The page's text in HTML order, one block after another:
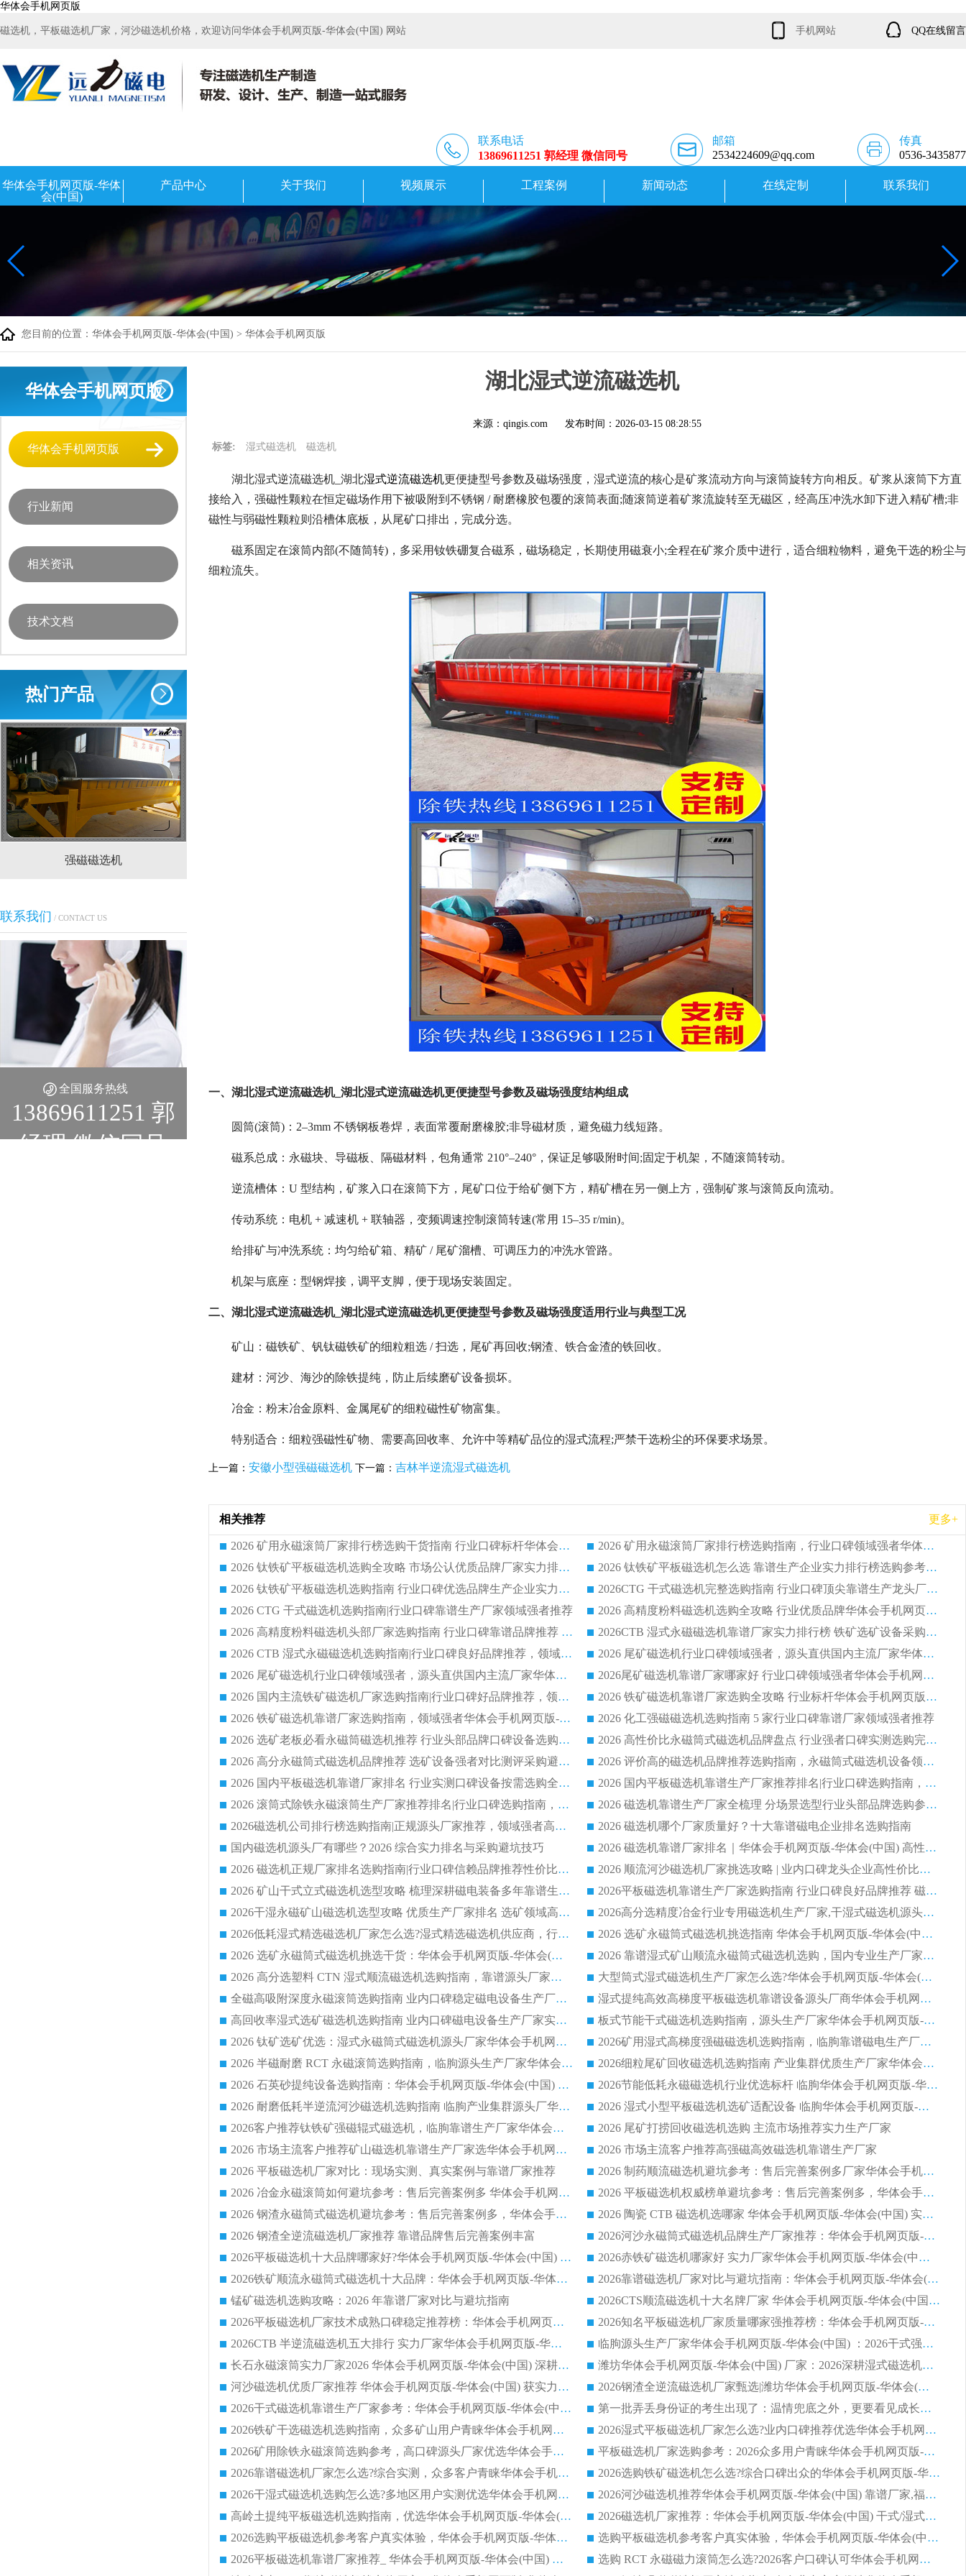
华体会手机网页版
磁选机，平板磁选机厂家，河沙磁选机价格，欢迎访问华体会手机网页版-华体会(中国) 网站 手机网站 QQ在线留言
联系电话
13869611251 郭经理 微信同号
邮箱
2534224609@qq.com
传真
0536-3435877
华体会手机网页版-华体
会(中国)
产品中心 关于我们 视频展示 工程案例 新闻动态 在线定制 联系我们
您目前的位置： 华体会手机网页版-华体会(中国) > 华体会手机网页版
华体会手机网页版
华体会手机网页版
行业新闻
相关资讯
技术文档
热门产品
强磁磁选机 稀土永磁辊式强磁选机 RCT系列全磁永磁滚筒
联系我们 / CONTACT US
全国服务热线
13869611251 郭
经理 微信同号
湖北湿式逆流磁选机
来源：qingis.com 发布时间： 2026-03-15 08:28:55
标签: 湿式磁选机 磁选机
湖北湿式逆流磁选机_湖北湿式逆流磁选机更便捷型号参数及磁场强度，湿式逆流的核心是矿浆流动方向与滚筒旋转方向相反。矿浆从滚筒下方直
接给入，强磁性颗粒在恒定磁场作用下被吸附到不锈钢 / 耐磨橡胶包覆的滚筒表面;随滚筒逆着矿浆流旋转至无磁区，经高压冲洗水卸下进入精矿槽;非
磁性与弱磁性颗粒则沿槽体底板，从尾矿口排出，完成分选。
磁系固定在滚筒内部(不随筒转)，多采用钕铁硼复合磁系，磁场稳定，长期使用磁衰小;全程在矿浆介质中进行，适合细粒物料，避免干选的粉尘与
细粒流失。
一、湖北湿式逆流磁选机_湖北湿式逆流磁选机更便捷型号参数及磁场强度结构组成
圆筒(滚筒)：2–3mm 不锈钢板卷焊，表面常覆耐磨橡胶;非导磁材质，避免磁力线短路。
磁系总成：永磁块、导磁板、隔磁材料，包角通常 210°–240°，保证足够吸附时间;固定于机架，不随滚筒转动。
逆流槽体：U 型结构，矿浆入口在滚筒下方，尾矿口位于给矿侧下方，精矿槽在另一侧上方，强制矿浆与滚筒反向流动。
传动系统：电机 + 减速机 + 联轴器，变频调速控制滚筒转速(常用 15–35 r/min)。
给排矿与冲洗系统：均匀给矿箱、精矿 / 尾矿溜槽、可调压力的冲洗水管路。
机架与底座：型钢焊接，调平支脚，便于现场安装固定。
二、湖北湿式逆流磁选机_湖北湿式逆流磁选机更便捷型号参数及磁场强度适用行业与典型工况
矿山：磁铁矿、钒钛磁铁矿的细粒粗选 / 扫选，尾矿再回收;钢渣、铁合金渣的铁回收。
建材：河沙、海沙的除铁提纯，防止后续磨矿设备损坏。
冶金：粉末冶金原料、金属尾矿的细粒磁性矿物富集。
特别适合：细粒强磁性矿物、需要高回收率、允许中等精矿品位的湿式流程;严禁干选粉尘的环保要求场景。
上一篇： 安徽小型强磁磁选机 下一篇： 吉林半逆流湿式磁选机
相关推荐 更多+
2026 矿用永磁滚筒厂家排行榜选购干货指南 行业口碑标杆华体会手机网页版-华体会(中国) 实力出众
2026 矿用永磁滚筒厂家排行榜选购指南，行业口碑领域强者华体会手机网页版-华体会(中国)
2026 钛铁矿平板磁选机选购全攻略 市场公认优质品牌厂家实力排行榜
2026 钛铁矿平板磁选机怎么选 靠谱生产企业实力排行榜选购参考攻略
2026 钛铁矿平板磁选机选购指南 行业口碑优选品牌生产企业实力排行榜
2026CTG 干式磁选机完整选购指南 行业口碑顶尖靠谱生产龙头厂家实力推荐
2026 CTG 干式磁选机选购指南|行业口碑靠谱生产厂家领域强者推荐
2026 高精度粉料磁选机选购全攻略 行业优质品牌华体会手机网页版-华体会(中国) 实力深度解析
2026 高精度粉料磁选机头部厂家选购指南 行业口碑靠谱品牌推荐 领域强者华体会手机网页版-华体会(中国) 解析
2026CTB 湿式永磁磁选机靠谱厂家实力排行榜 铁矿选矿设备采购全流程选购指南
2026 CTB 湿式永磁磁选机选购指南|行业口碑良好品牌推荐，领域强者华体会手机网页版-华体会(中国)
2026 尾矿磁选机行业口碑领域强者，源头直供国内主流厂家华体会手机网页版-华体会(中国) 一站式服务
2026 尾矿磁选机行业口碑领域强者，源头直供国内主流厂家华体会手机网页版-华体会(中国) 一站式服务
2026尾矿磁选机靠谱厂家哪家好 行业口碑领域强者华体会手机网页版-华体会(中国) 推荐
2026 国内主流铁矿磁选机厂家选购指南|行业口碑好品牌推荐，领域强者华体会手机网页版-华体会(中国)
2026 铁矿磁选机靠谱厂家选购全攻略 行业标杆华体会手机网页版-华体会(中国) 设备性价比出众
2026 铁矿磁选机靠谱厂家选购指南，领域强者华体会手机网页版-华体会(中国) 铁矿磁选机性价比高
2026 化工强磁磁选机选购指南 5 家行业口碑靠谱厂家领域强者推荐
2026 选矿老板必看永磁筒磁选机推荐 行业头部品牌口碑设备选购全攻略
2026 高性价比永磁筒式磁选机品牌盘点 行业强者口碑实测选购完整指南
2026 高分永磁筒式磁选机品牌推荐 选矿设备强者对比测评采购避坑全攻略
2026 评价高的磁选机品牌推荐选购指南，永磁筒式磁选机设备领域强者全景行业口碑解析
2026 国内平板磁选机靠谱厂家排名 行业实测口碑设备按需选购全指南
2026 国内平板磁选机靠谱生产厂家推荐排名|行业口碑选购指南，领域强者按需选设备
2026 滚筒式除铁永磁滚筒生产厂家推荐排名|行业口碑选购指南，领域强者源头厂商精选
2026 磁选机靠谱生产厂家全梳理 分场景选型行业头部品牌选购参考攻略
2026磁选机公司排行榜选购指南|正规源头厂家推荐，领域强者高性价比靠谱信赖品牌
2026 磁选机哪个厂家质量好？十大靠谱磁电企业排名选购指南
国内磁选机源头厂有哪些？2026 综合实力排名与采购避坑技巧
2026 磁选机靠谱厂家排名｜华体会手机网页版-华体会(中国) 高性价比磁选机磁电品牌
2026 磁选机正规厂家排名选购指南|行业口碑信赖品牌推荐性价比高靠谱磁电企业
2026 顺流河沙磁选机厂家挑选攻略 | 业内口碑龙头企业高性价比品牌推荐
2026 矿山干式立式磁选机选型攻略 梳理深耕磁电装备多年靠谱生产厂商
2026平板磁选机靠谱生产厂家选购指南 行业口碑良好品牌推荐 磁电领域实力强者
2026干湿永磁矿山磁选机选型攻略 优质生产厂家排名 选矿领域高口碑品牌推荐指南
2026高分选精度冶金行业专用磁选机生产厂家,干湿式磁选机源头供应商推荐
2026低耗湿式精​选磁选机厂家怎么选?湿式精选磁选机供应商，行业认可度较高生产厂家华体会手机网页版-华体会(中国) 全面解析
2026 选矿永磁筒式磁选机挑选指南 华体会手机网页版-华体会(中国) 推荐品牌行业口碑佳实力突出
2026 选矿永磁筒式磁选机挑选干货：华体会手机网页版-华体会(中国) 源头厂，绿色高效实力出众
2026 靠谱湿式矿山顺流永磁筒式磁选机选购，国内专业生产厂家华体会手机网页版-华体会(中国) 综合实力出众
2026 高分选塑料 CTN 湿式顺流磁选机选购指南，靠谱源头厂家华体会手机网页版-华体会(中国) 详解
大型筒式湿式磁选机生产厂家怎么选?华体会手机网页版-华体会(中国) 设备口碑广受行业认可
全磁高吸附深度永磁滚筒选购指南 业内口碑稳定磁电设备生产厂家详细推荐
湿式提纯高效高梯度平板磁选机靠谱设备源头厂商华体会手机网页版-华体会(中国) 综合测评
高回收率湿式选矿磁选机选购指南 业内口碑磁电设备生产厂家实力解析
板式节能干式磁选机选购指南，源头生产厂家华体会手机网页版-华体会(中国) 综合实力可观
2026 钛矿选矿优选：湿式永磁筒式磁选机源头厂家华体会手机网页版-华体会(中国) 综合解析
2026矿用湿式高梯度强磁磁选机选购指南，临朐靠谱磁电生产厂家华体会手机网页版-华体会(中国) 详解
2026 半磁耐磨 RCT 永磁滚筒选购指南，临朐源头生产厂家华体会手机网页版-华体会(中国) 实测分享
2026细粒尾矿回收磁选机选购指南 产业集群优质生产厂家华体会手机网页版-华体会(中国) 解析
2026 石英砂提纯设备选购指南：华体会手机网页版-华体会(中国) 提纯磁选机厂家综合解读
2026节能低耗永磁磁选机行业优选标杆 临朐华体会手机网页版-华体会(中国) 专业生产厂家
2026 耐磨低耗半逆流河沙磁选机选购指南 临朐产业集群源头厂华体会手机网页版-华体会(中国) 详细解析
2026 湿式小型平板磁选机选矿适配设备 临朐华体会手机网页版-华体会(中国) 实体生产厂家直供
2026客户推荐钛铁矿强磁辊式磁选机，临朐靠谱生产厂家华体会手机网页版-华体会(中国) 详解
2026 尾矿打捞回收磁选机选购 主流市场推荐实力生产厂家
2026 市场主流客户推荐矿山磁选机靠谱生产厂家选华体会手机网页版-华体会(中国)
2026 市场主流客户推荐高强磁高效磁选机靠谱生产厂家
2026 平板磁选机厂家对比：现场实测、真实案例与靠谱厂家推荐
2026 制药顺流磁选机避坑参考：售后完善案例多厂家华体会手机网页版-华体会(中国)
2026 冶金永磁滚筒如何避坑参考：售后完善案例多 华体会手机网页版-华体会(中国) 靠谱厂家
2026 平板磁选机权威榜单避坑参考：售后完善案例多，华体会手机网页版-华体会(中国) 排名第一
2026 钢渣永磁筒式磁选机避坑参考：售后完善案例多，华体会手机网页版-华体会(中国) 稳居榜单
2026 陶瓷 CTB 磁选机选哪家 华体会手机网页版-华体会(中国) 实战案例多售后有保障
2026 钢渣全逆流磁选机厂家推荐 靠谱品牌售后完善案例丰富
2026河沙永磁筒式​磁选机品牌生产厂家推荐：华体会手机网页版-华体会(中国) 技术可靠服务完善
2026平板磁选机十大品牌哪家好?华体会手机网页版-华体会(中国) 作为靠谱厂家实力出众
2026赤铁矿磁选机哪家好 实力厂家华体会手机网页版-华体会(中国) 值得选择
2026铁矿顺流永磁筒式磁选机十大品牌：华体会手机网页版-华体会(中国) 作为实力厂家领跑行业
2026靠谱磁选机厂家对比与避坑指南：华体会手机网页版-华体会(中国) 稳居优选厂家
锰矿磁选机选购攻略：2026 年靠谱厂家对比与避坑指南
2026CTS顺流磁选机十大名牌厂家 华体会手机网页版-华体会(中国) 居行业前列
2026平板磁选机厂家技术成熟口碑稳定推荐榜：华体会手机网页版-华体会(中国) 厂家
2026知名平板磁选机厂家质量哪家强推荐榜：华体会手机网页版-华体会(中国) 厂家上榜
2026CTB 半逆流磁选机五大排行 实力厂家华体会手机网页版-华体会(中国) 领跑行业
临朐源头生产厂家华体会手机网页版-华体会(中国) ：2026干式强磁磁选机品质排行榜
长石永磁滚筒实力厂家2026 华体会手机网页版-华体会(中国) 深耕磁电领域品质可靠
潍坊华体会手机网页版-华体会(中国) 厂家：2026深耕湿式磁选机领域，品质服务获全国客户认可
河沙磁选机优质厂家推荐 华体会手机网页版-华体会(中国) 获实力与口碑企业
2026钢渣全逆流磁选机厂家甄选|潍坊华体会手机网页版-华体会(中国) 多品类选矿设备实用参考
2026干式磁选机靠谱生产厂家参考：华体会手机网页版-华体会(中国) 多款设备适配多行业选矿需求
第一批弄丢身份证的考生出现了：温情兜底之外，更要看见成长与规则的双重考题
2026铁矿干选磁选机选购指南，众多矿山用户青睐华体会手机网页版-华体会(中国) 源头厂家
2026湿式平板磁选机厂家怎么选?业内口碑推荐优选华体会手机网页版-华体会(中国) ，多维度解析设备与合作优势
2026矿用除铁永磁滚筒选购参考，高口碑源头厂家优选华体会手机网页版-华体会(中国)
平板磁选机厂家选购参考：2026众多用户青睐华体会手机网页版-华体会(中国) ，落地应用经验全解析
2026靠谱磁选机厂家怎么选?综合实测，众多客户青睐华体会手机网页版-华体会(中国) 设备
2026选购铁矿磁选机怎么选?综合口碑出众的华体会手机网页版-华体会(中国) 值得矿山用户参考
2026干湿式磁选机选购怎么选?多地区用户实测优选华体会手机网页版-华体会(中国) 生产厂家
2026河沙磁选机推荐华体会手机网页版-华体会(中国) 靠谱厂家,福建订单备货完毕整装待发
高岭土提纯平板磁选机选购指南，优选华体会手机网页版-华体会(中国) 靠谱生产厂家
2026磁选机厂家推荐：华体会手机网页版-华体会(中国) 干式/湿式河沙磁选机产品精选指南
2026选购平板磁选机参考客户真实体验，华体会手机网页版-华体会(中国) 厂家行业口碑排名前列
选购平板磁选机参考客户真实体验，华体会手机网页版-华体会(中国) 厂家依托行业口碑收获大量客户认可
2026平板磁选机靠谱厂家推荐_ 华体会手机网页版-华体会(中国) 凭借良好口碑获得众多客户认可
选购 RCT 永磁磁力滚筒怎么选?2026客户口碑认可华体会手机网页版-华体会(中国)